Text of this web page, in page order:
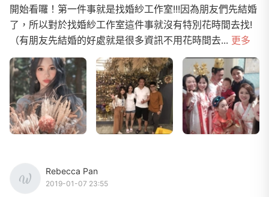
開始看囉！第一件事就是找婚紗工作室!!!因為朋友們先結婚
了，所以對於找婚紗工作室這件事就沒有特別花時間去找!
（有朋友先結婚的好處就是很多資訊不用花時間去... 更多
Rebecca Pan
2019-01-07 23:55